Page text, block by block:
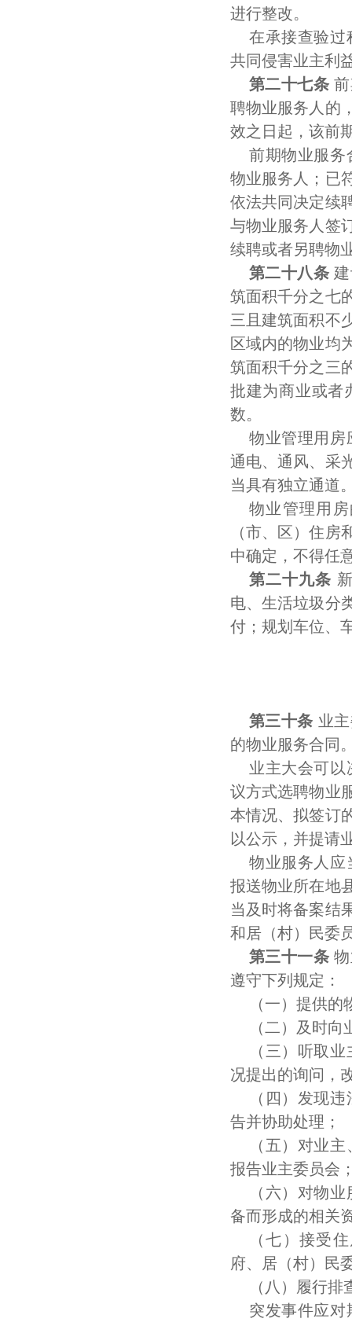
进行整改。
在承接查验过
共同侵害业主利
第二十七条
聘物业服务人的
效之日起，该前
前期物业服务
物业服务人；已
依法共同决定续
与物业服务人签
续聘或者另聘物
第二十八条
筑面积千分之七
三且建筑面积不
区域内的物业均
筑面积千分之三
批建为商业或者
数。
物业管理用房
通电、通风、采
当具有独立通道
物业管理用
（市、区）住
中确定，不得任
第二十九条
电、生活垃圾分
付；规划车位、
第三十条 业
的物业服务合同
业主大会可以
议方式选聘物业
本情况、拟签订
以公示，并提请
物业服务人应
报送物业所在地
当及时将备案结
和居（村）民委
第三十一条
遵守下列规定：
（一）提供
（二）及时
（三）听取
况提出的询问，
（四）发现
告并协助处理；
（五）对业
报告业主委员会
（六）对物
备而形成的相关
（七）接受
府、居（村）民
（八）履行
突发事件应对